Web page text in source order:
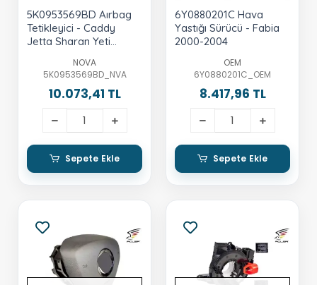
5K0953569BD Aırbag
Tetikleyici - Caddy
Jetta Sharan Yeti
NOVA
5K0953569BD_NVA
10.073,41 TL
Sepete Ekle
6Y0880201C Hava
Yastığı Sürücü - Fabia
2000-2004
OEM
6Y0880201C_OEM
8.417,96 TL
Sepete Ekle